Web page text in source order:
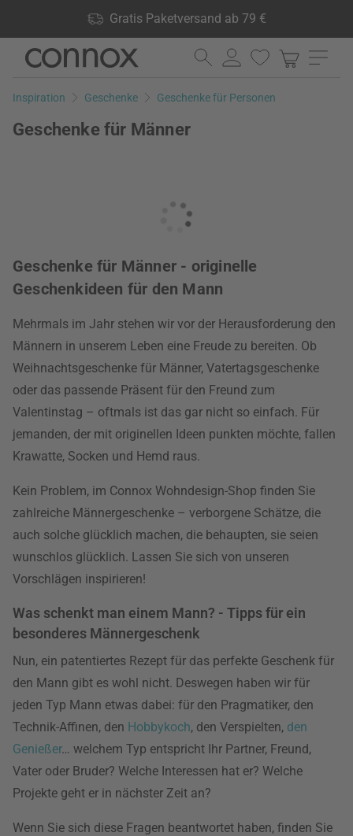
Gratis Paketversand ab 79 €
lagernd, 60 Tage Rückgaberecht
Direkt
Seiteninhalt
Direkt
Suchfeld
Inspiration Geschenke Geschenke für Personen
Geschenke für Männer
Geschenke für Männer - originelle
Geschenkideen für den Mann
Mehrmals im Jahr stehen wir vor der Herausforderung den
Männern in unserem Leben eine Freude zu bereiten. Ob
Weihnachtsgeschenke für Männer, Vatertagsgeschenke
oder das passende Präsent für den Freund zum
Valentinstag – oftmals ist das gar nicht so einfach. Für
jemanden, der mit originellen Ideen punkten möchte, fallen
Krawatte, Socken und Hemd raus.
Kein Problem, im Connox Wohndesign-Shop finden Sie
zahlreiche Männergeschenke – verborgene Schätze, die
auch solche glücklich machen, die behaupten, sie seien
wunschlos glücklich. Lassen Sie sich von unseren
Vorschlägen inspirieren!
Was schenkt man einem Mann? - Tipps für ein
besonderes Männergeschenk
Nun, ein patentiertes Rezept für das perfekte Geschenk für
den Mann gibt es wohl nicht. Deswegen haben wir für
jeden Typ Mann etwas dabei: für den Pragmatiker, den
Technik-Affinen, den Hobbykoch, den Verspielten, den
Genießer… welchem Typ entspricht Ihr Partner, Freund,
Vater oder Bruder? Welche Interessen hat er? Welche
Projekte geht er in nächster Zeit an?
Wenn Sie sich diese Fragen beantwortet haben, finden Sie